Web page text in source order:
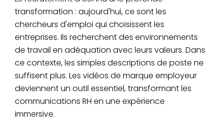
transformation : aujourd'hui, ce sont les
chercheurs d'emploi qui choisissent les
entreprises. Ils recherchent des environnements
de travail en adéquation avec leurs valeurs. Dans
ce contexte, les simples descriptions de poste ne
suffisent plus. Les vidéos de marque employeur
deviennent un outil essentiel, transformant les
communications RH en une expérience
immersive.